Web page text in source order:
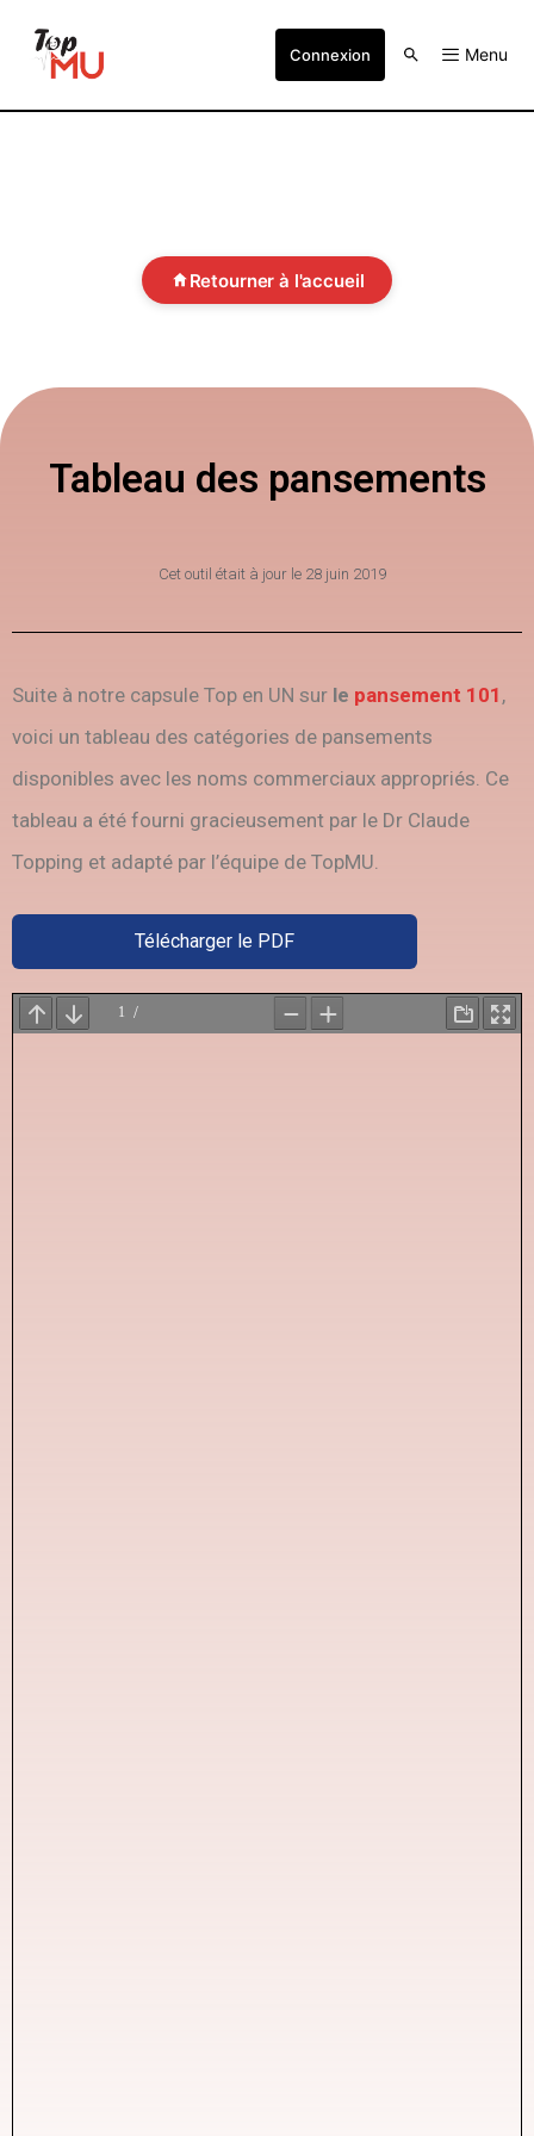
Connexion Menu
Retourner à l'accueil
Tableau des pansements
Cet outil était à jour le 28 juin 2019
Suite à notre capsule Top en UN sur le pansement 101 ,
voici un tableau des catégories de pansements
disponibles avec les noms commerciaux appropriés. Ce
tableau a été fourni gracieusement par le Dr Claude
Topping et adapté par l’équipe de TopMU.
Télécharger le PDF